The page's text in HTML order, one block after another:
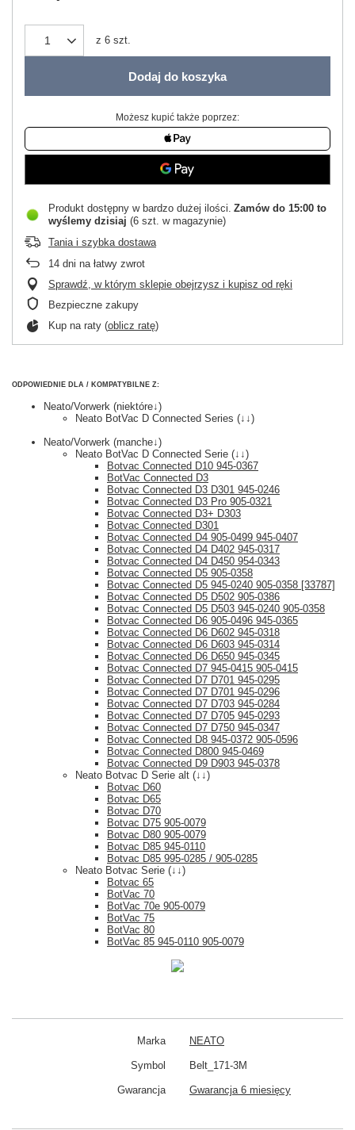
z 6 szt.
Dodaj do koszyka
Możesz kupić także poprzez:
Produkt dostępny w bardzo dużej ilości Zamów do 15:00 to
wyślemy dzisiaj (6 szt. w magazynie)
Tania i szybka dostawa
14 dni na łatwy zwrot
Sprawdź, w którym sklepie obejrzysz i kupisz od ręki
Bezpieczne zakupy
Kup na raty (oblicz ratę)
ODPOWIEDNIE DLA / KOMPATYBILNE Z:
Neato/Vorwerk (niektóre↓)
Neato BotVac D Connected Series (↓↓)
Neato/Vorwerk (manche↓)
Neato BotVac D Connected Serie (↓↓)
Botvac Connected D10 945-0367
BotVac Connected D3
Botvac Connected D3 D301 945-0246
Botvac Connected D3 Pro 905-0321
Botvac Connected D3+ D303
Botvac Connected D301
Botvac Connected D4 905-0499 945-0407
Botvac Connected D4 D402 945-0317
Botvac Connected D4 D450 954-0343
Botvac Connected D5 905-0358
Botvac Connected D5 945-0240 905-0358 [33787]
Botvac Connected D5 D502 905-0386
Botvac Connected D5 D503 945-0240 905-0358
Botvac Connected D6 905-0496 945-0365
Botvac Connected D6 D602 945-0318
Botvac Connected D6 D603 945-0314
Botvac Connected D6 D650 945-0345
Botvac Connected D7 945-0415 905-0415
Botvac Connected D7 D701 945-0295
Botvac Connected D7 D701 945-0296
Botvac Connected D7 D703 945-0284
Botvac Connected D7 D705 945-0293
Botvac Connected D7 D750 945-0347
Botvac Connected D8 945-0372 905-0596
Botvac Connected D800 945-0469
Botvac Connected D9 D903 945-0378
Neato Botvac D Serie alt (↓↓)
Botvac D60
Botvac D65
Botvac D70
Botvac D75 905-0079
Botvac D80 905-0079
Botvac D85 945-0110
Botvac D85 995-0285 / 905-0285
Neato Botvac Serie (↓↓)
Botvac 65
BotVac 70
BotVac 70e 905-0079
BotVac 75
BotVac 80
BotVac 85 945-0110 905-0079
Marka NEATO
Symbol Belt_171-3M
Gwarancja Gwarancja 6 miesięcy